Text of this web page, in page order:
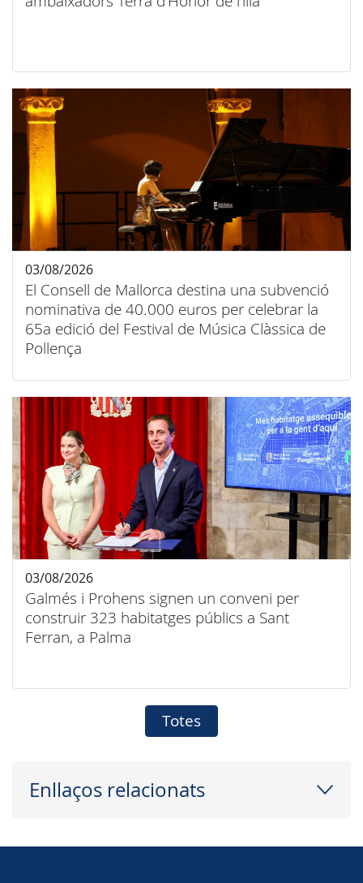
El Consell de Mallorca destina una subvenció
nominativa de 40.000 euros per celebrar la
65a edició del Festival de Música Clàssica de
Pollença
03/08/2026
Galmés i Prohens signen un conveni per
construir 323 habitatges públics a Sant
Ferran, a Palma
03/08/2026
Totes
Enllaços relacionats